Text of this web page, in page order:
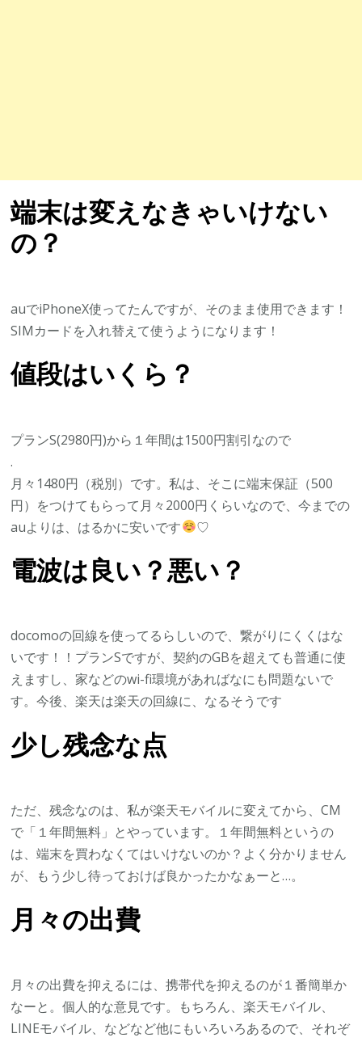
端末は変えなきゃいけない
の？
auでiPhoneX使ってたんですが、そのまま使用できます！
SIMカードを入れ替えて使うようになります！
値段はいくら？
プランS(2980円)から１年間は1500円割引なので
.
月々1480円（税別）です。私は、そこに端末保証（500
円）をつけてもらって月々2000円くらいなので、今までの
auよりは、はるかに安いです
♡
電波は良い？悪い？
docomoの回線を使ってるらしいので、繋がりにくくはな
いです！！プランSですが、契約のGBを超えても普通に使
えますし、家などのwi-fi環境があればなにも問題ないで
す。今後、楽天は楽天の回線に、なるそうです
少し残念な点
ただ、残念なのは、私が楽天モバイルに変えてから、CM
で「１年間無料」とやっています。１年間無料というの
は、端末を買わなくてはいけないのか？よく分かりません
が、もう少し待っておけば良かったかなぁーと…。
月々の出費
月々の出費を抑えるには、携帯代を抑えるのが１番簡単か
なーと。個人的な意見です。もちろん、楽天モバイル、
LINEモバイル、などなど他にもいろいろあるので、それぞ